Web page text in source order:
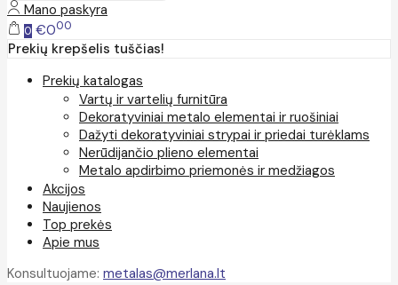
Mano paskyra
0 €000
Prekių krepšelis tuščias!
Prekių katalogas
Vartų ir vartelių furnitūra
Dekoratyviniai metalo elementai ir ruošiniai
Dažyti dekoratyviniai strypai ir priedai turėklams
Nerūdijančio plieno elementai
Metalo apdirbimo priemonės ir medžiagos
Akcijos
Naujienos
Top prekės
Apie mus
Konsultuojame: metalas@merlana.lt